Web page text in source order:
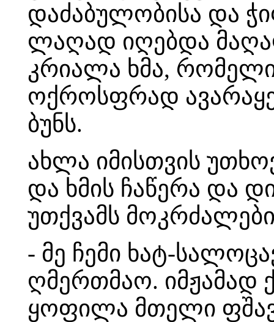
დაძაბულობისა და
ლაღად იღებდა
კრიალა ხმა,
ოქროსფრად
ბუნს.
ახლა იმისთვის
და ხმის ჩაწერა და
უთქვამს
- მე ჩემი ხატ-
ღმერთმაო. იმჟამად
ყოფილა მთელი